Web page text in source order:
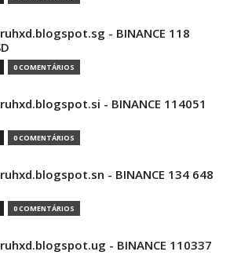
- BINANCE 118
0 COMENTÁRIOS
- BINANCE 114051
0 COMENTÁRIOS
- BINANCE 134 648
0 COMENTÁRIOS
- BINANCE 110337